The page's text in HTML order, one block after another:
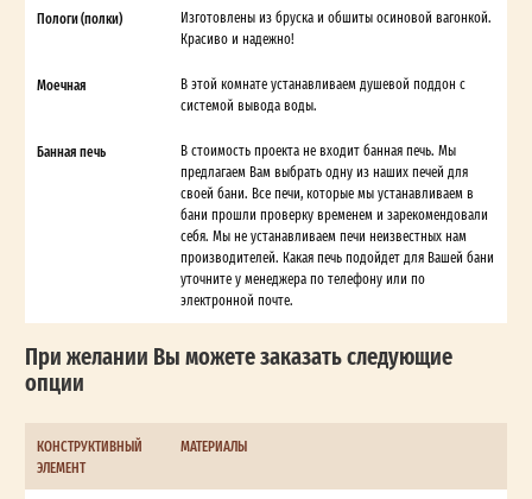
Пологи (полки)
Изготовлены из бруска и обшиты осиновой вагонкой.
Красиво и надежно!
Моечная
В этой комнате устанавливаем душевой поддон с
системой вывода воды.
Банная печь
В стоимость проекта не входит банная печь. Мы
предлагаем Вам выбрать одну из наших печей для
своей бани. Все печи, которые мы устанавливаем в
бани прошли проверку временем и зарекомендовали
себя. Мы не устанавливаем печи неизвестных нам
производителей. Какая печь подойдет для Вашей бани
уточните у менеджера по телефону или по
электронной почте.
При желании Вы можете заказать следующие
опции
КОНСТРУКТИВНЫЙ
ЭЛЕМЕНТ
МАТЕРИАЛЫ